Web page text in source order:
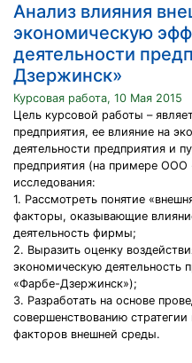
Анализ влияния
экономическую
деятельности
Дзержинск»
Курсовая работа, 10 Мая 2015
Цель курсовой работы –
предприятия, ее влияние на
деятельности предприятия и
предприятия (на примере
исследования:
1. Рассмотреть понятие
факторы, оказывающие
деятельность фирмы;
2. Выразить оценку
экономическую деятельность
«Фарбе-Дзержинск»);
3. Разработать на основе
совершенствованию
факторов внешней среды.